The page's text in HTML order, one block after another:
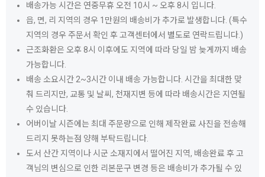
배송가능 시간은 연중무휴 오전 10시 ~ 오후 8시 입니다.
읍, 면, 리 지역의 경우 1만원의 배송비가 추가로 발생합니다. (특수
지역의 경우 주문서 확인 후 고객센터에서 별도로 연락드립니다.)
근조화환은 오후 8시 이후에도 지역에 따라 당일 밤 늦게까지 배송
가능합니다.
배송 소요시간 2~3시간 이내 배송 가능합니다. 시간을 최대한 맞
춰 드리지만, 교통 및 날씨, 천재지변 등에 따라 배송시간은 지연될
수 있습니다.
어버이날 시즌에는 최대 주문량으로 인해 제작완료 사진을 전송해
드리지 못하는점 양해 부탁드립니다.
도서 산간 지역이나 시군 소재지에서 떨어진 지역, 배송완료 후 고
객님의 변심으로 인한 리본문구 변경 등은 배송비가 추가될 수 있